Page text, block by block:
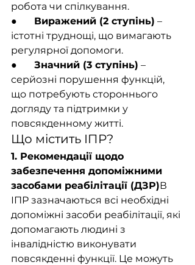
робота чи спілкування.
● Виражений (2 ступінь) –
істотні труднощі, що вимагають
регулярної допомоги.
● Значний (3 ступінь) –
серйозні порушення функцій,
що потребують стороннього
догляду та підтримки у
повсякденному житті.
Що містить ІПР?
1. Рекомендації щодо
забезпечення допоміжними
засобами реабілітації (ДЗР)В
ІПР зазначаються всі необхідні
допоміжні засоби реабілітації, які
допомагають людині з
інвалідністю виконувати
повсякденні функції. Це можуть